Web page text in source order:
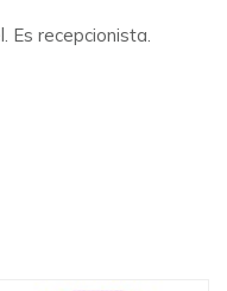
Es recepcionista.